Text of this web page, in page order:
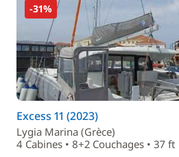
-31%
Excess 11 (2023)
Lygia Marina (Grèce)
4 Cabines • 8+2 Couchages • 37 ft